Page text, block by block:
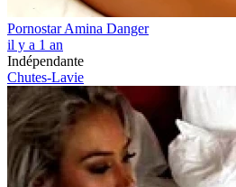
Pornostar Amina Danger
il y a 1 an
Indépendante
Chutes-Lavie